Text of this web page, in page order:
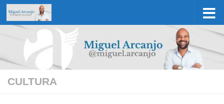
Skip to content
CULTURA